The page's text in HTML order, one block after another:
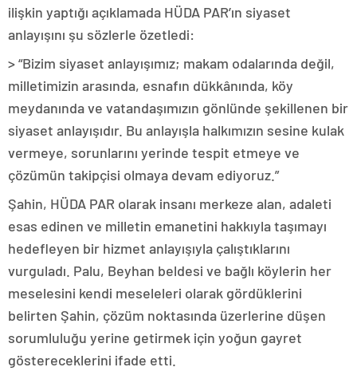
ilişkin yaptığı açıklamada HÜDA PAR’ın siyaset
anlayışını şu sözlerle özetledi:
> “Bizim siyaset anlayışımız; makam odalarında değil,
milletimizin arasında, esnafın dükkânında, köy
meydanında ve vatandaşımızın gönlünde şekillenen bir
siyaset anlayışıdır. Bu anlayışla halkımızın sesine kulak
vermeye, sorunlarını yerinde tespit etmeye ve
çözümün takipçisi olmaya devam ediyoruz.”
Şahin, HÜDA PAR olarak insanı merkeze alan, adaleti
esas edinen ve milletin emanetini hakkıyla taşımayı
hedefleyen bir hizmet anlayışıyla çalıştıklarını
vurguladı. Palu, Beyhan beldesi ve bağlı köylerin her
meselesini kendi meseleleri olarak gördüklerini
belirten Şahin, çözüm noktasında üzerlerine düşen
sorumluluğu yerine getirmek için yoğun gayret
göstereceklerini ifade etti.